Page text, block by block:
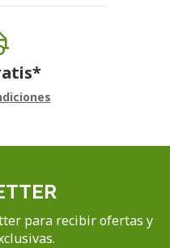
para recibir ofertas y